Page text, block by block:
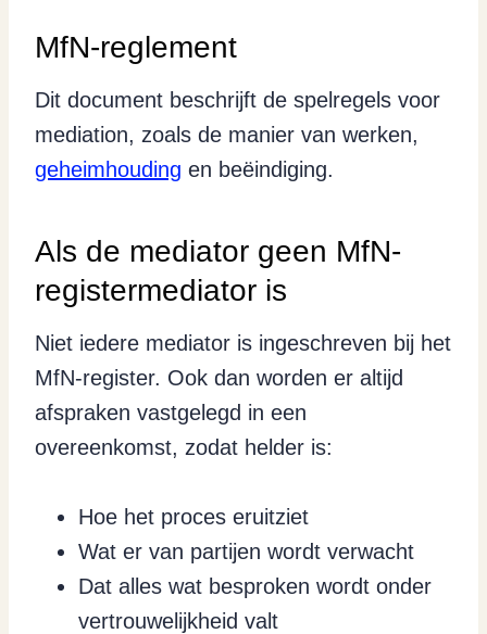
MfN-reglement
Dit document beschrijft de spelregels voor
mediation, zoals de manier van werken,
geheimhouding en beëindiging.
Als de mediator geen MfN-
registermediator is
Niet iedere mediator is ingeschreven bij het
MfN-register. Ook dan worden er altijd
afspraken vastgelegd in een
overeenkomst, zodat helder is:
Hoe het proces eruitziet
Wat er van partijen wordt verwacht
Dat alles wat besproken wordt onder
vertrouwelijkheid valt